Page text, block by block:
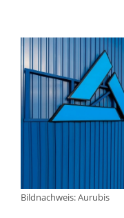
Bildnachweis: Aurubis